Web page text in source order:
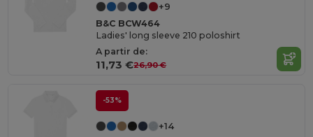
+9
B&C BCW464
Ladies' long sleeve 210 poloshirt
A partir de:
11,73 €26,90 €
-53%
+14